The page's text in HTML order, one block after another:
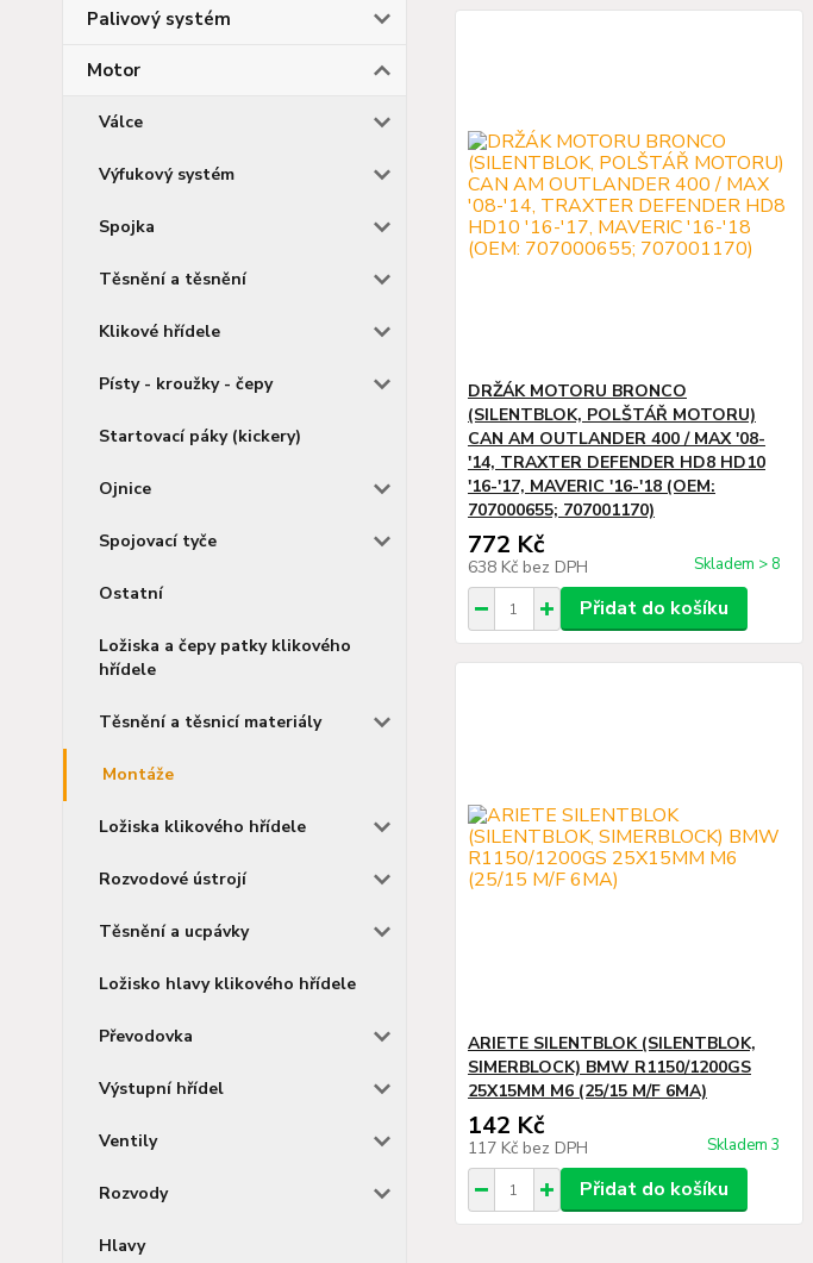
Palivový systém
Motor
Válce
Výfukový systém
Spojka
Těsnění a těsnění
Klikové hřídele
Písty - kroužky - čepy
Startovací páky (kickery)
Ojnice
Spojovací tyče
Ostatní
Ložiska a čepy patky klikového
hřídele
Těsnění a těsnicí materiály
Montáže
Ložiska klikového hřídele
Rozvodové ústrojí
Těsnění a ucpávky
Ložisko hlavy klikového hřídele
Převodovka
Výstupní hřídel
Ventily
Rozvody
Hlavy
DRŽÁK MOTORU BRONCO
(SILENTBLOK, POLŠTÁŘ MOTORU)
CAN AM OUTLANDER 400 / MAX '08-
'14, TRAXTER DEFENDER HD8 HD10
'16-'17, MAVERIC '16-'18 (OEM:
707000655; 707001170)
772 Kč
638 Kč bez DPH Skladem > 8
Přidat do košíku
ARIETE SILENTBLOK (SILENTBLOK,
SIMERBLOCK) BMW R1150/1200GS
25X15MM M6 (25/15 M/F 6MA)
142 Kč
117 Kč bez DPH Skladem 3
Přidat do košíku